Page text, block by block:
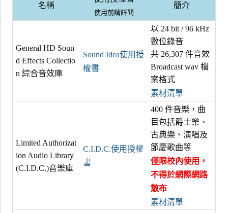
名稱
使用前請詳閱
簡介
General HD Soun
d Effects Collectio
n 綜合音效庫
Sound Idea使用授
權書
以 24 bit / 96 kHz
數位錄音
共 26,307 件音效
Broadcast wav 檔
案格式
素材清單
Limited Authorizat
ion Audio Library
(C.I.D.C.)音樂庫
C.I.D.C.使用授權
書
400 件音樂，曲
目包括爵士樂、
古典樂、演唱及
節慶歌曲等
僅限校內使用，
不得於網際網路
散布
素材清單